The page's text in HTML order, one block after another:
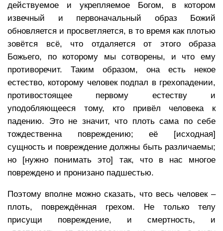
действуемое и укрепляемое Богом, в котором
извечный и первоначальный образ Божий
обновляется и просветляется, в то время как плотью
зовётся всё, что отдаляется от этого образа
Божьего, по которому мы сотворены, и что ему
противоречит. Таким образом, она есть некое
естество, которому человек подпал в грехопадении,
противостоящее первому естеству и
уподобляющееся тому, кто привёл человека к
падению. Это не значит, что плоть сама по себе
тождественна повреждению; её [исходная]
сущность и повреждение должны быть различаемы;
но [нужно понимать это] так, что в нас многое
повреждено и пронизано падшестью.
Поэтому вполне можно сказать, что весь человек –
плоть, повреждённая грехом. Не только телу
присущи повреждение, и смертность, и